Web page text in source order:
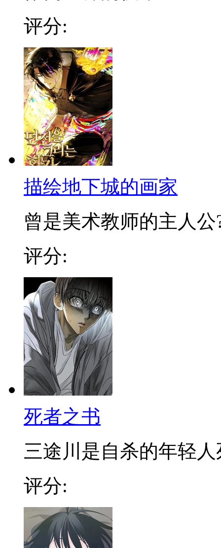
评分:
描绘地下城的画家
曾是美术教师的主人公
评分:
死者之书
三途川是自杀的年轻人
评分: